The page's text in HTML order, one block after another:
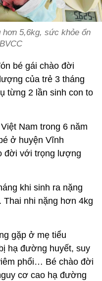
5,6kg, sức khỏe ổn
bé gái chào đời
của trẻ 3 tháng
từng 2 lần sinh con to
Nam trong 6 năm
ở huyện Vĩnh
đời với trọng lượng
khi sinh ra nặng
Thai nhi nặng hơn 4kg
gặp ở mẹ tiểu
hạ đường huyết, suy
phổi… Bé chào đời
cơ cao hạ đường